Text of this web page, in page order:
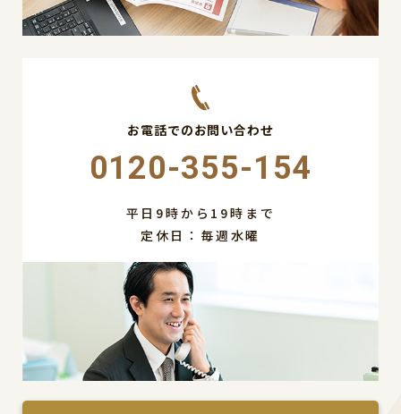
お電話でのお問い合わせ
0120-355-154
平日9時から19時まで
定休日：毎週水曜